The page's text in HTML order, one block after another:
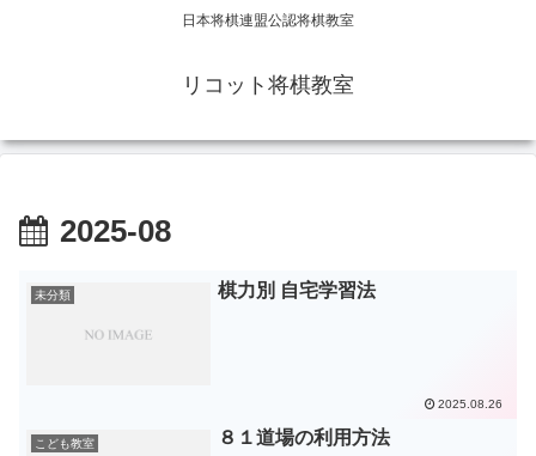
日本将棋連盟公認将棋教室
リコット将棋教室
2025-08
未分類 棋力別 自宅学習法
2025.08.26
こども教室 ８１道場の利用方法